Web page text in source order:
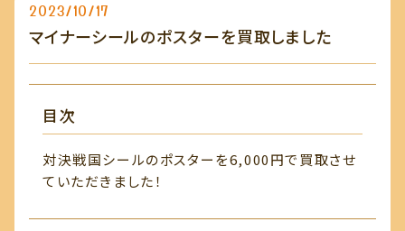
お知らせ
フクフクロウ
2023/10/17
マイナーシールのポスターを買取しました
目次
対決戦国シールのポスターを6,000円で買取させ
ていただきました！